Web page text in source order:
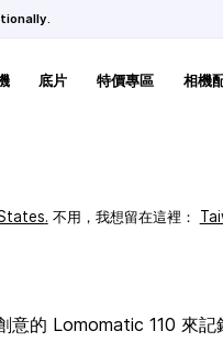
底片 特價專區 相機
. 不用，我想留在這裡：
意的 Lomomatic 110 來記